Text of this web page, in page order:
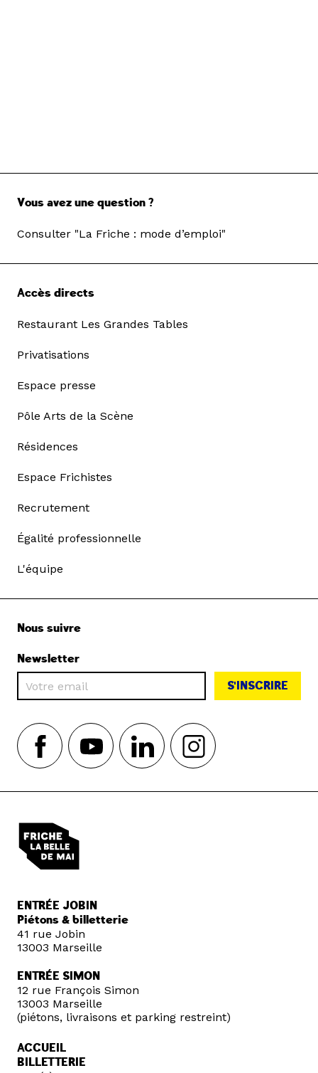
Vous avez une question ?
Consulter "La Friche : mode d’emploi"
Accès directs
Restaurant Les Grandes Tables
Privatisations
Espace presse
Pôle Arts de la Scène
Résidences
Espace Frichistes
Recrutement
Égalité professionnelle
L'équipe
Nous suivre
Newsletter
S'INSCRIRE
ENTRÉE JOBIN
Piétons & billetterie
41 rue Jobin
13003 Marseille
ENTRÉE SIMON
12 rue François Simon
13003 Marseille
(piétons, livraisons et parking restreint)
ACCUEIL
BILLETTERIE